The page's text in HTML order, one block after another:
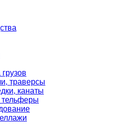
траверсы
канаты
тельферы